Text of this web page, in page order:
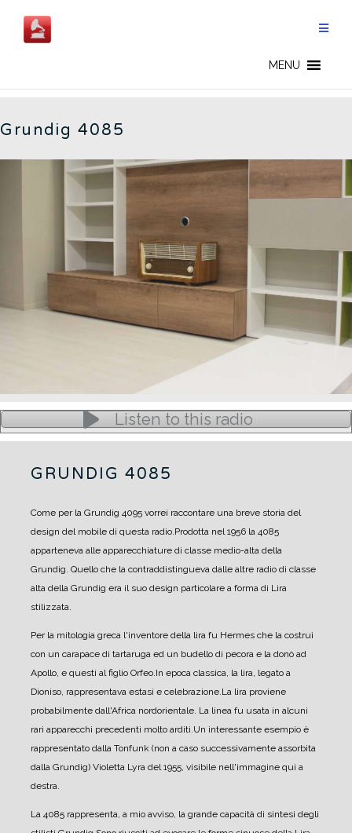
contenuto
MENU
Grundig 4085
Listen to this radio
GRUNDIG 4085
Come per la Grundig 4095 vorrei raccontare una breve storia del
design del mobile di questa radio.Prodotta nel 1956 la 4085
apparteneva alle apparecchiature di classe medio-alta della
Grundig. Quello che la contraddistingueva dalle altre radio di classe
alta della Grundig era il suo design particolare a forma di Lira
stilizzata.
Per la mitologia greca l'inventore della lira fu Hermes che la costruì
con un carapace di tartaruga ed un budello di pecora e la donò ad
Apollo, e questi al figlio Orfeo.In epoca classica, la lira, legato a
Dioniso, rappresentava estasi e celebrazione.La lira proviene
probabilmente dall'Africa nordorientale. La linea fu usata in alcuni
rari apparecchi precedenti molto arditi.Un interessante esempio è
rappresentato dalla Tonfunk (non a caso successivamente assorbita
dalla Grundig) Violetta Lyra del 1955, visibile nell'immagine qui a
destra.
La 4085 rappresenta, a mio avviso, la grande capacità di sintesi degli